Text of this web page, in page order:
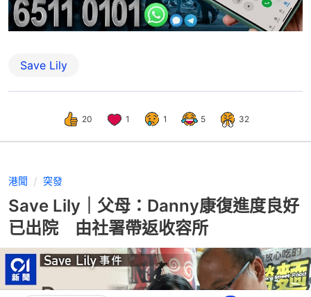
Save Lily
20 1 1 5 32
港聞 突發
Save Lily｜父母：Danny康復進度良好
已出院 由社署帶返收容所